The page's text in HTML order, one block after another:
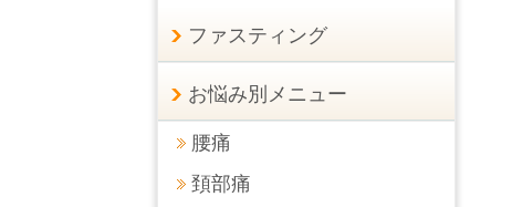
ファスティング
お悩み別メニュー
腰痛
頚部痛